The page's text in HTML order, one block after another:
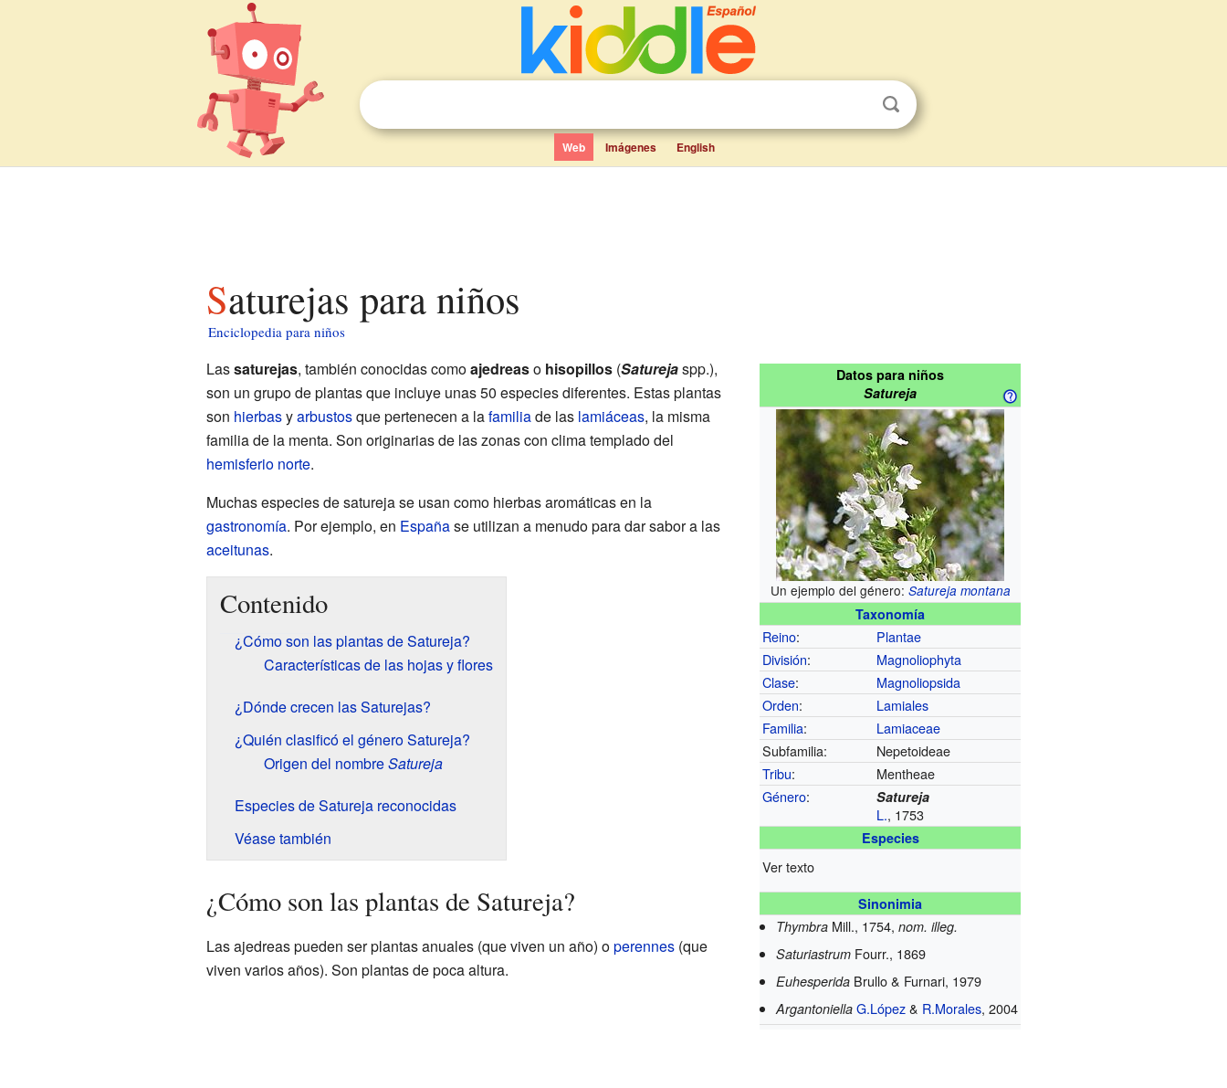
Web Imágenes English
Saturejas para niños
Enciclopedia para niños
Datos para niños
Satureja
Un ejemplo del género: Satureja montana
Taxonomía
Reino:
Plantae
División:
Magnoliophyta
Clase:
Magnoliopsida
Orden:
Lamiales
Familia:
Lamiaceae
Subfamilia:
Nepetoideae
Tribu:
Mentheae
Género: Satureja
L., 1753
Especies
Ver texto
Sinonimia
ThymbraMill., 1754, nom. illeg.
SaturiastrumFourr., 1869
EuhesperidaBrullo & Furnari, 1979
Argantoniella G.López& R.Morales, 2004
Lassaturejas, también conocidas comoajedreaso hisopillos(Saturejaspp.),
son un grupo de plantas que incluye unas 50 especies diferentes. Estas plantas
son hierbasyarbustosque pertenecen a lafamiliade las lamiáceas, la misma
familia de la menta. Son originarias de las zonas con clima templado del
hemisferio norte.
Muchas especies de satureja se usan como hierbas aromáticas en la
gastronomía. Por ejemplo, en Españase utilizan a menudo para dar sabor a las
aceitunas.
Contenido
¿Cómo son las plantas de Satureja?
Características de las hojas y flores
¿Dónde crecen las Saturejas?
¿Quién clasificó el género Satureja?
Origen del nombreSatureja
Especies de Satureja reconocidas
Véase también
¿Cómo son las plantas de Satureja?
Las ajedreas pueden ser plantas anuales (que viven un año) operennes(que
viven varios años). Son plantas de poca altura.